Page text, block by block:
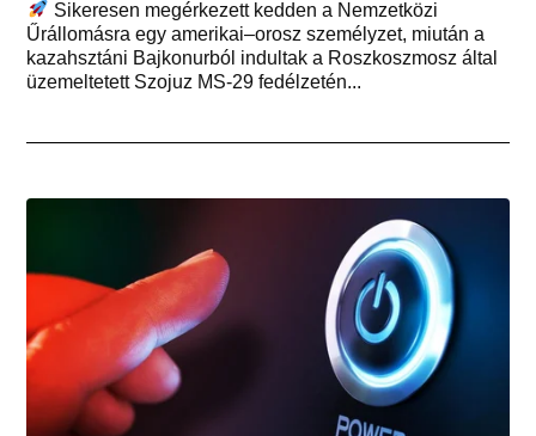
Sikeresen megérkezett kedden a Nemzetközi
Űrállomásra egy amerikai–orosz személyzet, miután a
kazahsztáni Bajkonurból indultak a Roszkoszmosz által
üzemeltetett Szojuz MS-29 fedélzetén...